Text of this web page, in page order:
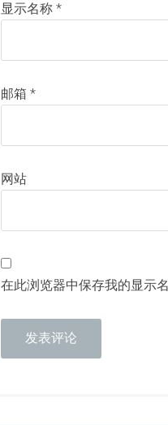
显示名称 *
邮箱 *
网站
在此浏览器中保存我的显示